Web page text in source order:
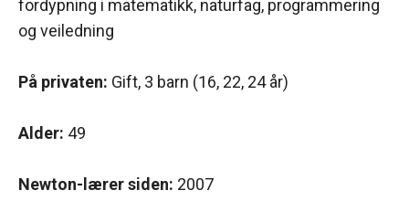
fordypning i matematikk, naturfag, programmering
og veiledning
På privaten: Gift, 3 barn (16, 22, 24 år)
Alder: 49
Newton-lærer siden: 2007